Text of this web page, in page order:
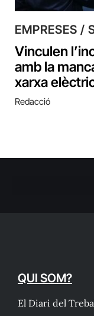
EMPRESES /
Vinculen
amb la
xarxa
Redacció
QUI SOM?
El Diari del